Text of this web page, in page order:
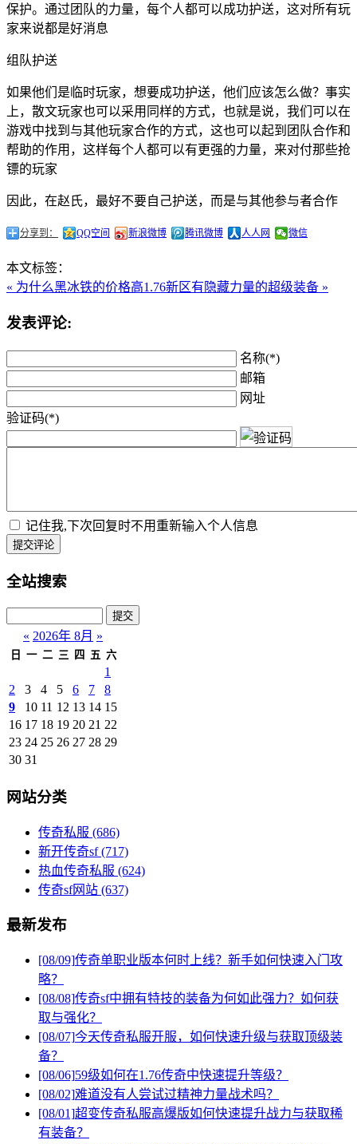
保护。通过团队的力量，每个人都可以成功护送，这对所有玩
家来说都是好消息
组队护送
如果他们是临时玩家，想要成功护送，他们应该怎么做？事实
上，散文玩家也可以采用同样的方式，也就是说，我们可以在
游戏中找到与其他玩家合作的方式，这也可以起到团队合作和
帮助的作用，这样每个人都可以有更强的力量，来对付那些抢
镖的玩家
因此，在赵氏，最好不要自己护送，而是与其他参与者合作
分享到： QQ空间 新浪微博 腾讯微博 人人网 微信
本文标签：
« 为什么黑冰铁的价格高1.76新区有隐藏力量的超级装备 »
发表评论:
名称(*)
邮箱
网址
验证码(*)
记住我,下次回复时不用重新输入个人信息
提交评论
全站搜索
« 2026年 8月 »
日 一 二 三 四 五 六
1
2
3 4 5 6 7
8
9
10 11 12 13 14 15
16 17 18 19 20 21 22
23 24 25 26 27 28 29
30 31
网站分类
传奇私服 (686)
新开传奇sf(717)
热血传奇私服 (624)
传奇sf网站 (637)
最新发布
[08/09]传奇单职业版本何时上线？新手如何快速入门攻
略？
[08/08]传奇sf中拥有特技的装备为何如此强力？如何获
取与强化？
[08/07]今天传奇私服开服，如何快速升级与获取顶级装
备？
[08/06]59级如何在1.76传奇中快速提升等级？
[08/02]难道没有人尝试过精神力量战术吗？
[08/01]超变传奇私服高爆版如何快速提升战力与获取稀
有装备？